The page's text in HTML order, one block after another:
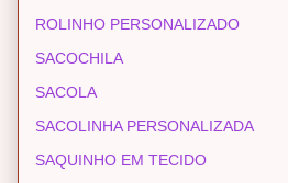
ROLINHO PERSONALIZADO
SACOCHILA
SACOLA
SACOLINHA PERSONALIZADA
SAQUINHO EM TECIDO